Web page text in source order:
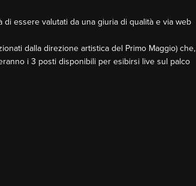
di essere valutati da una giuria di qualità e via web
dalla direzione artistica del Primo Maggio) che,
i 3 posti disponibili per esibirsi live sul palco